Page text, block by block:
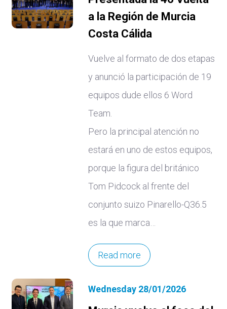
a la Región de Murcia
Costa Cálida
Vuelve al formato de dos etapas
y anunció la participación de 19
equipos dude ellos 6 Word
Team.
Pero la principal atención no
estará en uno de estos equipos,
porque la figura del británico
Tom Pidcock al frente del
conjunto suizo Pinarello-Q36.5
es la que marca…
Read more
Wednesday 28/01/2026